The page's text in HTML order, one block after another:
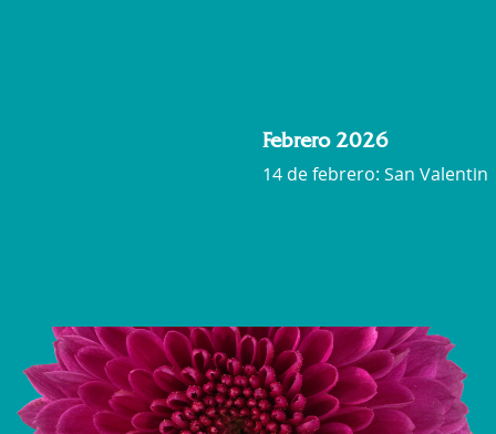
Febrero 2026
14 de febrero: San Valentin